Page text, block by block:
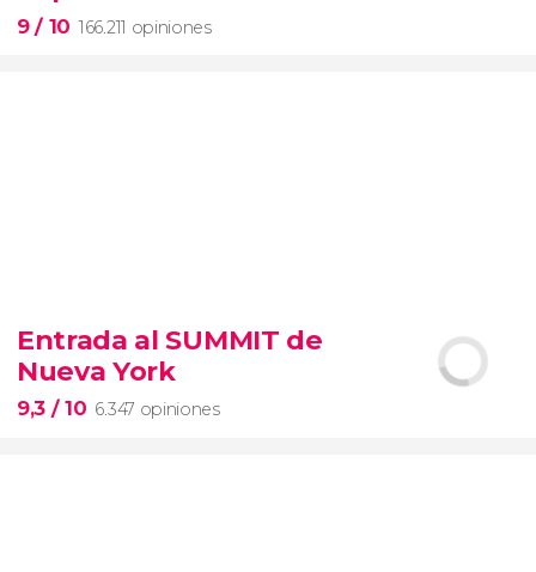
9/ 10 166.211 opiniones
visita guiada por los Museos Vaticanos y la Capilla
Sixtina
entrada preferente
Entrada al SUMMIT de
Nueva York
9,3 / 10 6.347 opiniones